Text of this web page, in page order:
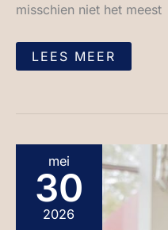
misschien niet het meest
LEES MEER
mei
30
2026
VERSCHILLEN
TUSSEN
PRIVATE
LEASE
EN
FINANCIEREN